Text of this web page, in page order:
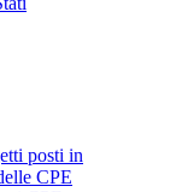
posti in
CPE